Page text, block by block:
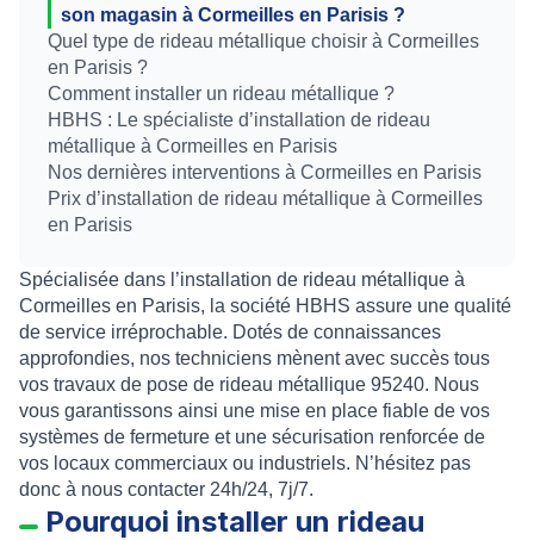
son magasin à Cormeilles en Parisis ?
Quel type de rideau métallique choisir à Cormeilles
en Parisis ?
Comment installer un rideau métallique ?
HBHS : Le spécialiste d’installation de rideau
métallique à Cormeilles en Parisis
Nos dernières interventions à Cormeilles en Parisis
Prix d’installation de rideau métallique à Cormeilles
en Parisis
Spécialisée dans l’installation de rideau métallique à
Cormeilles en Parisis, la société HBHS assure une qualité
de service irréprochable. Dotés de connaissances
approfondies, nos techniciens mènent avec succès tous
vos travaux de pose de rideau métallique 95240. Nous
vous garantissons ainsi une mise en place fiable de vos
systèmes de fermeture et une sécurisation renforcée de
vos locaux commerciaux ou industriels. N’hésitez pas
donc à nous contacter 24h/24, 7j/7.
Pourquoi installer un rideau